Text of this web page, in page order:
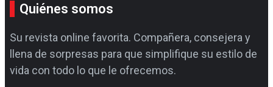
Quiénes somos
Su revista online favorita. Compañera, consejera y
llena de sorpresas para que simplifique su estilo de
vida con todo lo que le ofrecemos.